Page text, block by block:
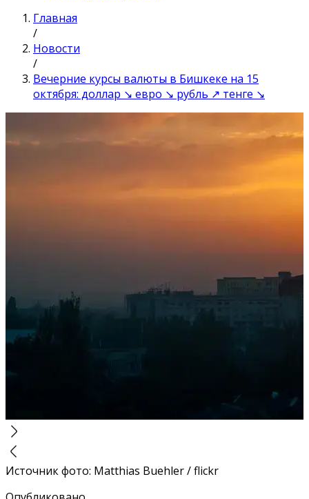
Главная
/
Новости
/
Вечерние курсы валюты в Бишкеке на 15
октября: доллар ↘ евро ↘ рубль ↗ тенге ↘
Источник фото: Matthias Buehler / flickr